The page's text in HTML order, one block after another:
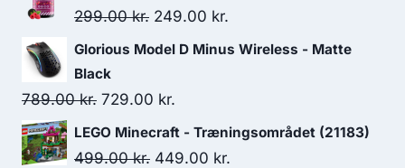
299.00kr. Original
price
299.00 kr..
249.00 kr.
price
Glorious Model D Minus Wireless - Matte
Black
789.00kr. Original
price
was:
729.00 kr.
price
is:
LEGO Minecraft - Træningsområdet (21183)
499.00kr. Original
449.00 kr.